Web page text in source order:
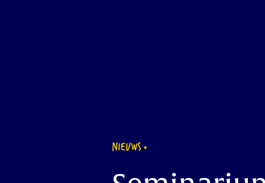
NIEUWS